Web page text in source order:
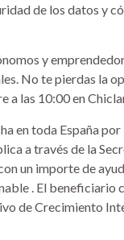
de los datos
y
No te pierdas la
a las 10:00 en
en toda España
a través de la
un importe de
. El
de Crecimiento